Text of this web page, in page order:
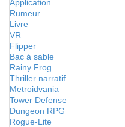
Application
Rumeur
Livre
VR
Flipper
Bac à sable
Rainy Frog
Thriller narratif
Metroidvania
Tower Defense
Dungeon RPG
Rogue-Lite